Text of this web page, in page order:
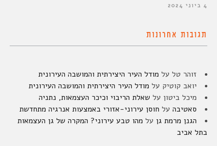
4 ביוני 2024
תגובות אחרונות
זוהר טל על מודל העיר היצירתית והמושבה העירונית
יואב קוטיק על מודל העיר היצירתית והמושבה העירונית
מיכל ביטון על שאלת הריבוי וכיכר העצמאות, נתניה
סאטיבה על חוסן עירוני-אזורי באמצעות אנרגיה מתחדשת
הגנן מרמת גן על מהו טבע עירוני? המקרה של גן העצמאות
בתל אביב